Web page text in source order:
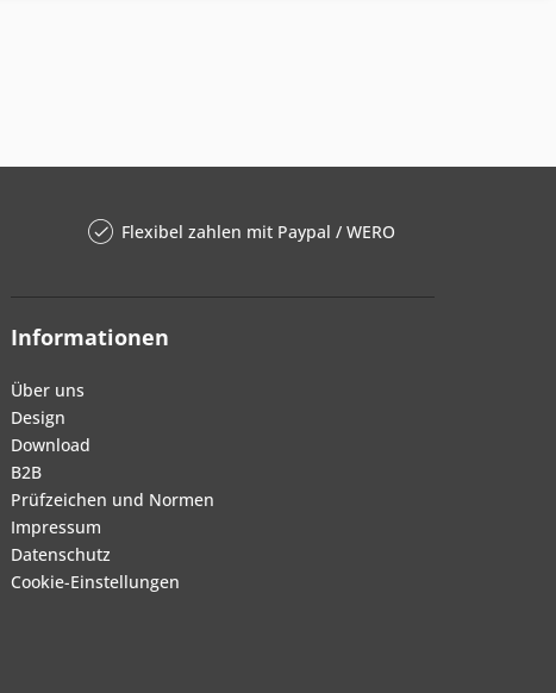
Flexibel zahlen mit Paypal / WERO
Informationen
Über uns
Design
Download
B2B
Prüfzeichen und Normen
Impressum
Datenschutz
Cookie-Einstellungen